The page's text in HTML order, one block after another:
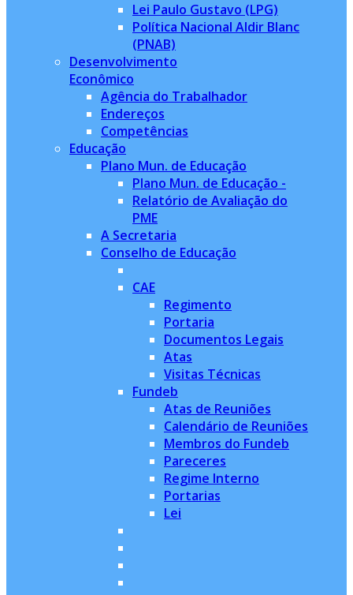
Lei Paulo Gustavo (LPG)
Política Nacional Aldir Blanc
(PNAB)
Desenvolvimento
Econômico
Agência do Trabalhador
Endereços
Competências
Educação
Plano Mun. de Educação
Plano Mun. de Educação -
Relatório de Avaliação do
PME
A Secretaria
Conselho de Educação
CAE
Regimento
Portaria
Documentos Legais
Atas
Visitas Técnicas
Fundeb
Atas de Reuniões
Calendário de Reuniões
Membros do Fundeb
Pareceres
Regime Interno
Portarias
Lei